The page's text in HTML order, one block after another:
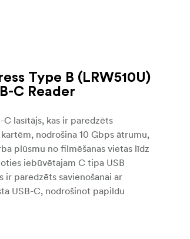
Type B (LRW510U)
C Reader
C lasītājs, kas ir paredzēts
nodrošina 10 Gbps ātrumu,
plūsmu no filmēšanas vietas līdz
iebūvētajam C tipa USB
ir paredzēts savienošanai ar
USB-C, nodrošinot papildu